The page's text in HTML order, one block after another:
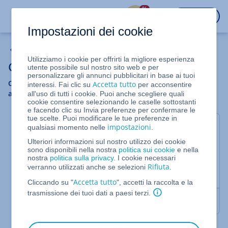
%
Google Workspace
Configura Google Workspace, personalizza le sue
applicazioni e crea nuovi utenti.
Configurare Google Workspace
Utilizzare un dominio con Google Workspace
Ordinare ulteriori licenze su Google Workspace
Usare Google Workspace
Impostazioni dei cookie
Utilizziamo i cookie per offrirti la migliore esperienza
utente possibile sul nostro sito web e per
personalizzare gli annunci pubblicitari in base ai tuoi
interessi. Fai clic suAccetta tutto per acconsentire
all'uso di tutti i cookie. Puoi anche scegliere quali
cookie consentire selezionando le caselle sottostanti
e facendo clic su Invia preferenze per confermare le
tue scelte. Puoi modificare le tue preferenze in
qualsiasi momento nelle impostazioni
Ulteriori informazioni sul nostro utilizzo dei cookie
sono disponibili nella nostra politica sui cookie e nella
nostra politica sulla privacy. I cookie necessari
verranno utilizzati anche se selezioni Rifiuta
Cliccando su "Accetta tutto", accetti la raccolta e la
trasmissione dei tuoi dati a paesi terzi.